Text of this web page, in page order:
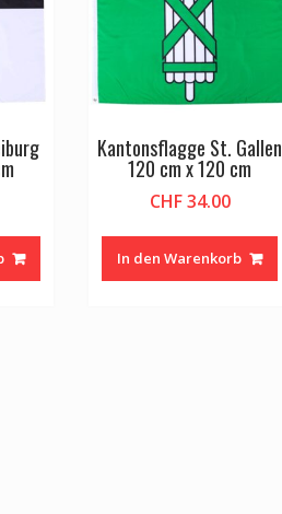
Kantonsflagge St. Gallen
120 cm x 120 cm
CHF34.00
In den Warenkorb